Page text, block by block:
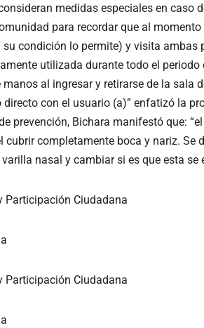
medidas especiales en caso
para recordar que al momento
condición lo permite) y visita ambas
utilizada durante todo el periodo
al ingresar y retirarse de la sala
con el usuario (a)” enfatizó la
prevención, Bichara manifestó que:
cubrir completamente boca y nariz. Se
nasal y cambiar si es que esta se
Participación Ciudadana
Participación Ciudadana